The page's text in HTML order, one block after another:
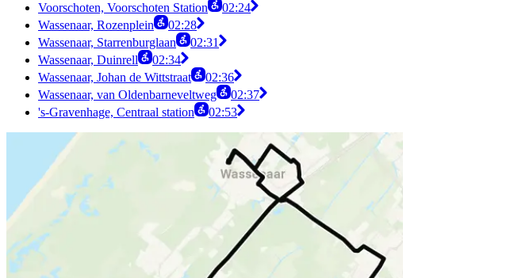
Voorschoten, Voorschoten Station
02:24
Wassenaar, Rozenplein
02:28
Wassenaar, Starrenburglaan
02:31
Wassenaar, Duinrell
02:34
Wassenaar, Johan de Wittstraat
02:36
Wassenaar, van Oldenbarneveltweg
02:37
's-Gravenhage, Centraal station
02:53